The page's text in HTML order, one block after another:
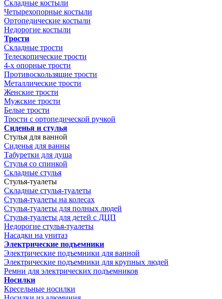
Складные костыли
Четырехопорные костыли
Ортопедические костыли
Недорогие костыли
Трости
Складные трости
Телескопические трости
4-х опорные трости
Противоскользящие трости
Металлические трости
Женские трости
Мужские трости
Белые трости
Трости с ортопедической ручкой
Сиденья и стулья
Стулья для ванной
Сиденья для ванны
Табуретки для душа
Стулья со спинкой
Складные стулья
Стулья-туалеты
Складные стулья-туалеты
Стулья-туалеты на колесах
Стулья-туалеты для полных людей
Стулья-туалеты для детей с ДЦП
Недорогие стулья-туалеты
Насадки на унитаз
Электрические подъемники
Электрические подъемники для ванной
Электрические подъемники для крупных людей
Ремни для электрических подъемников
Носилки
Кресельные носилки